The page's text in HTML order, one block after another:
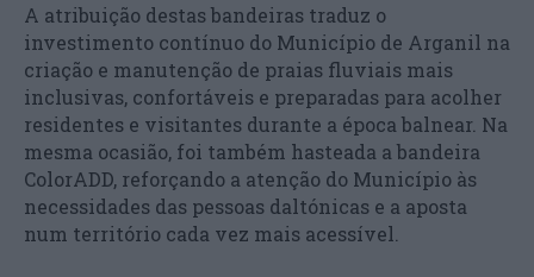
A atribuição destas bandeiras traduz o
investimento contínuo do Município de Arganil na
criação e manutenção de praias fluviais mais
inclusivas, confortáveis e preparadas para acolher
residentes e visitantes durante a época balnear. Na
mesma ocasião, foi também hasteada a bandeira
ColorADD, reforçando a atenção do Município às
necessidades das pessoas daltónicas e a aposta
num território cada vez mais acessível.